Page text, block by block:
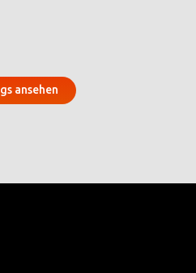
ansehen